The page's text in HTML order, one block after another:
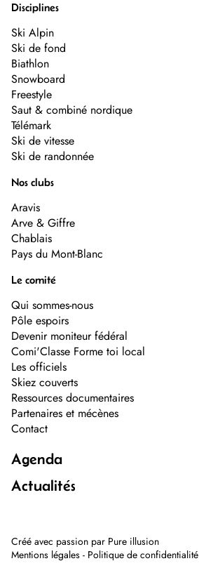
Disciplines
Ski Alpin
Ski de fond
Biathlon
Snowboard
Freestyle
Saut & combiné nordique
Télémark
Ski de vitesse
Ski de randonnée
Nos clubs
Aravis
Arve & Giffre
Chablais
Pays du Mont-Blanc
Le comité
Qui sommes-nous
Pôle espoirs
Devenir moniteur fédéral
Comi'Classe Forme toi local
Les officiels
Skiez couverts
Ressources documentaires
Partenaires et mécènes
Contact
Agenda
Actualités
Créé avec passion par Pure illusion
Mentions légales - Politique de confidentialité